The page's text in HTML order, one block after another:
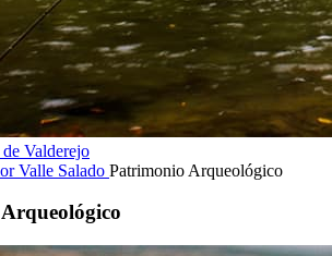
Valderejo
Valle Salado Patrimonio Arqueológico